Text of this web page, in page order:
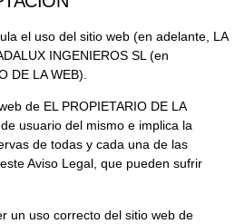
el uso del sitio web (en adelante, LA
INGENIEROS SL (en
DE LA WEB).
de EL PROPIETARIO DE LA
usuario del mismo e implica la
de todas y cada una de las
Aviso Legal, que pueden sufrir
un uso correcto del sitio web de